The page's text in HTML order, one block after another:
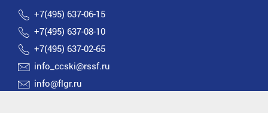
+7(495) 637-06-15
+7(495) 637-08-10
+7(495) 637-02-65
info_ccski@rssf.ru
info@flgr.ru